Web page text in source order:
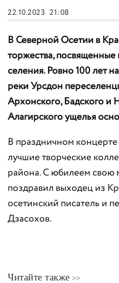
22.10.2023 21:08
В Северной Осетии в
торжества,
селения. Ровно 100 лет
реки Урсдон
Архонского, Бадского и
Алагирского ущелья
В праздничном
лучшие творческие
района. С юбилеем свою
поздравил выходец из
осетинский писатель и
Дзасохов.
Читайте также